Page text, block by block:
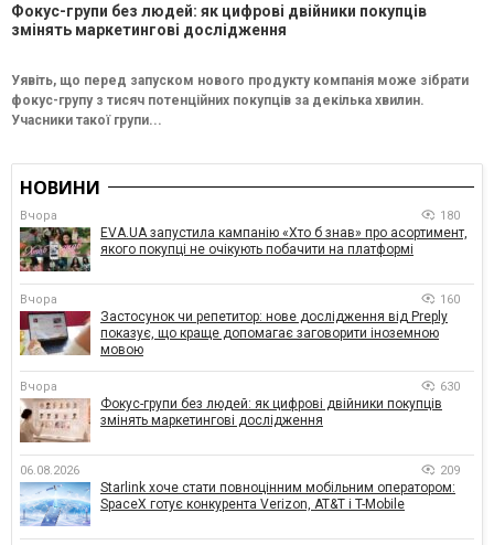
Фокус-групи без людей: як цифрові двійники покупців
змінять маркетингові дослідження
Уявіть, що перед запуском нового продукту компанія може зібрати
фокус-групу з тисяч потенційних покупців за декілька хвилин.
Учасники такої групи...
НОВИНИ
Вчора 180
EVA.UA запустила кампанію «Хто б знав» про асортимент,
якого покупці не очікують побачити на платформі
Вчора 160
Застосунок чи репетитор: нове дослідження від Preply
показує, що краще допомагає заговорити іноземною
мовою
Вчора 630
Фокус-групи без людей: як цифрові двійники покупців
змінять маркетингові дослідження
06.08.2026 209
Starlink хоче стати повноцінним мобільним оператором:
SpaceX готує конкурента Verizon, AT&T і T-Mobile